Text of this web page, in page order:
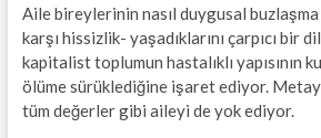
Aile bireylerinin nasıl duygusal
karşı hissizlik- yaşadıklarını çarpıcı bir
kapitalist toplumun hastalıklı yapısının
ölüme sürüklediğine işaret ediyor.
tüm değerler gibi aileyi de yok ediyor.